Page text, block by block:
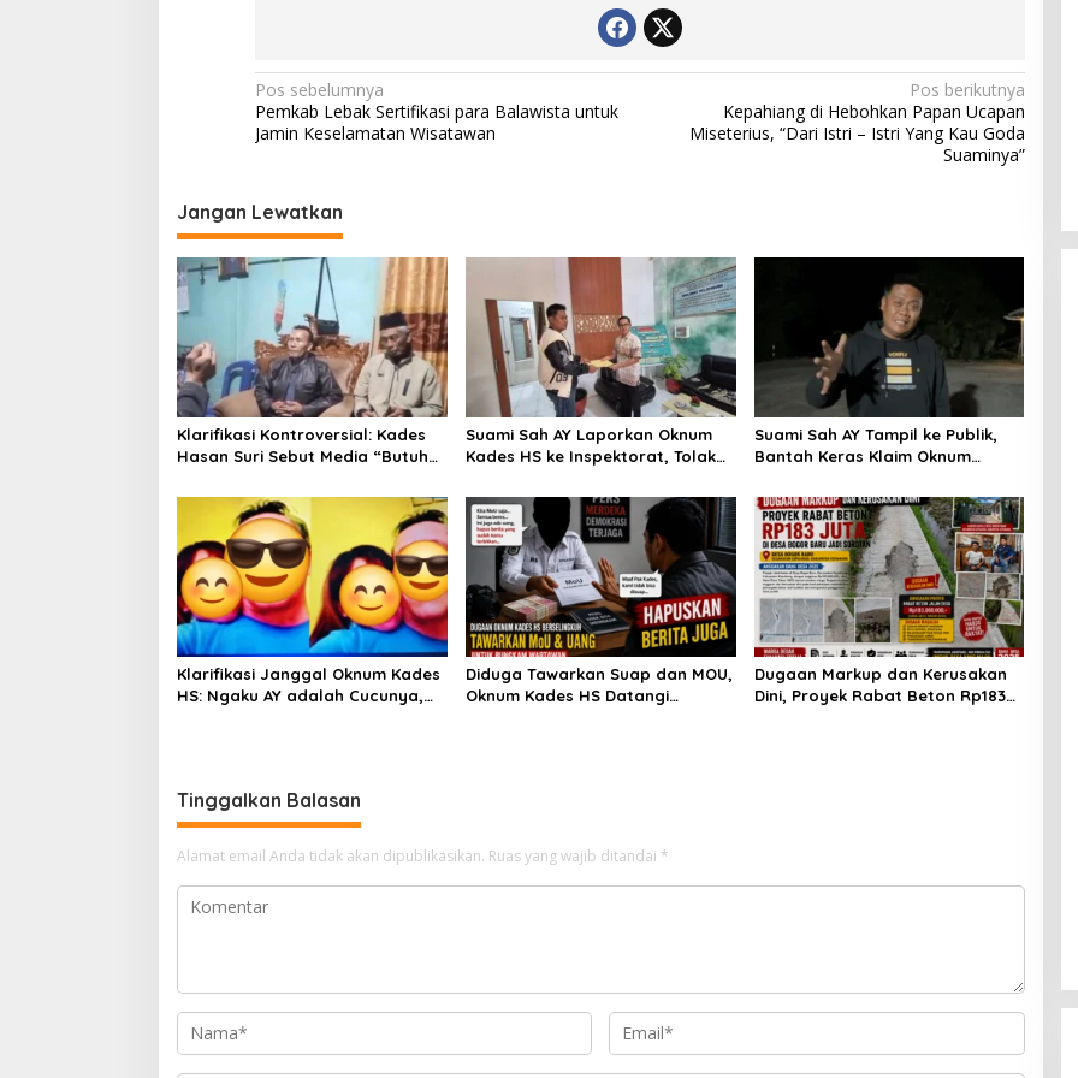
Navigasi
pos
Pos sebelumnya
Pemkab Lebak Sertifikasi para Balawista untuk
Jamin Keselamatan Wisatawan
Pos berikutnya
Kepahiang di Hebohkan Papan Ucapan
Miseterius, “Dari Istri – Istri Yang Kau Goda
Suaminya”
Jangan Lewatkan
Klarifikasi Kontroversial: Kades
Hasan Suri Sebut Media “Butuh
Tawarkan Suap
Suami Sah AY Laporkan Oknum
Kades HS ke Inspektorat, Tolak
Suami Sah AY Tampil ke Publik,
Bantah Keras Klaim Oknum
Cucunya
Klarifikasi Janggal Oknum Kades
HS: Ngaku AY adalah Cucunya,
Diduga Tawarkan Suap dan MOU,
Oknum Kades HS Datangi
Dugaan Markup dan Kerusakan
Dini, Proyek Rabat Beton Rp183
Tinggalkan Balasan
Alamat email Anda tidak akan dipublikasikan. Ruas yang wajib ditandai *
Anggota BPD Buka Suara Soal
Dugaan Perselingkuhan Kades,